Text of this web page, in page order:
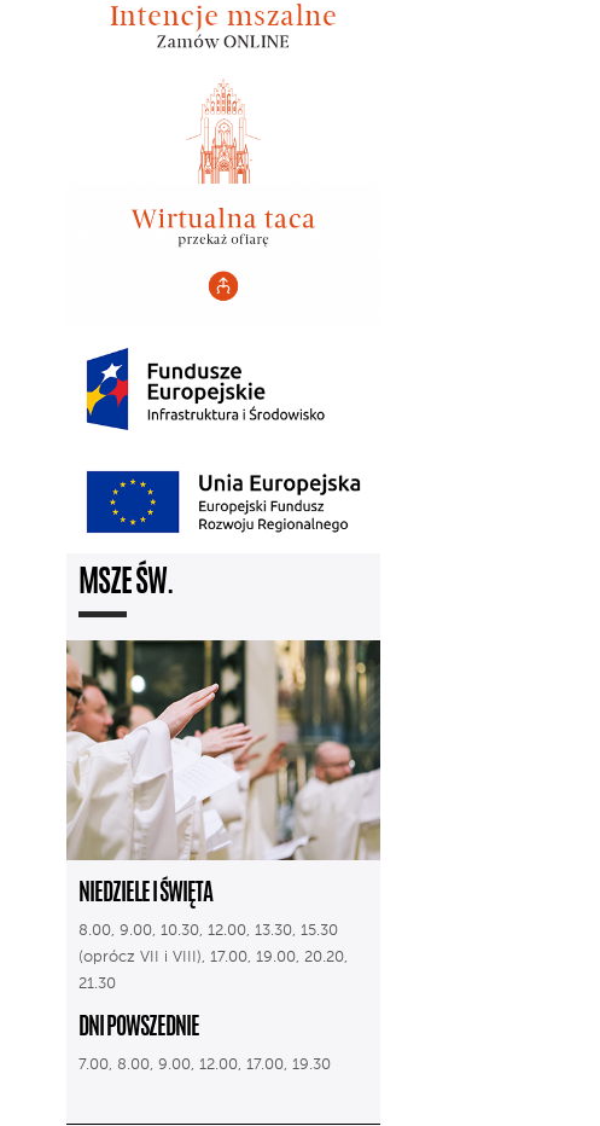
MSZE ŚW.
NIEDZIELE I ŚWIĘTA
8.00, 9.00, 10.30, 12.00, 13.30, 15.30
(oprócz VII i VIII), 17.00, 19.00, 20.20,
21.30
DNI POWSZEDNIE
7.00, 8.00, 9.00, 12.00, 17.00, 19.30